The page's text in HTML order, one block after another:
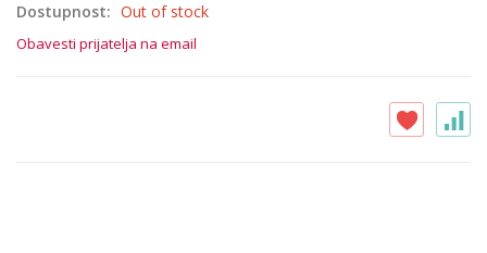
Dostupnost: Out of stock
Obavesti prijatelja na email